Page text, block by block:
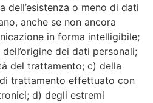
dell’esistenza o meno di dati
anche se non ancora
in forma intelligibile;
dei dati personali;
del trattamento; c) della
trattamento effettuato con
d) degli estremi